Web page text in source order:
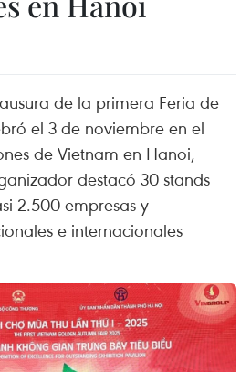
de la primera Feria de
el 3 de noviembre en el
de Vietnam en Hanoi,
destacó 30 stands
2.500 empresas y
e internacionales